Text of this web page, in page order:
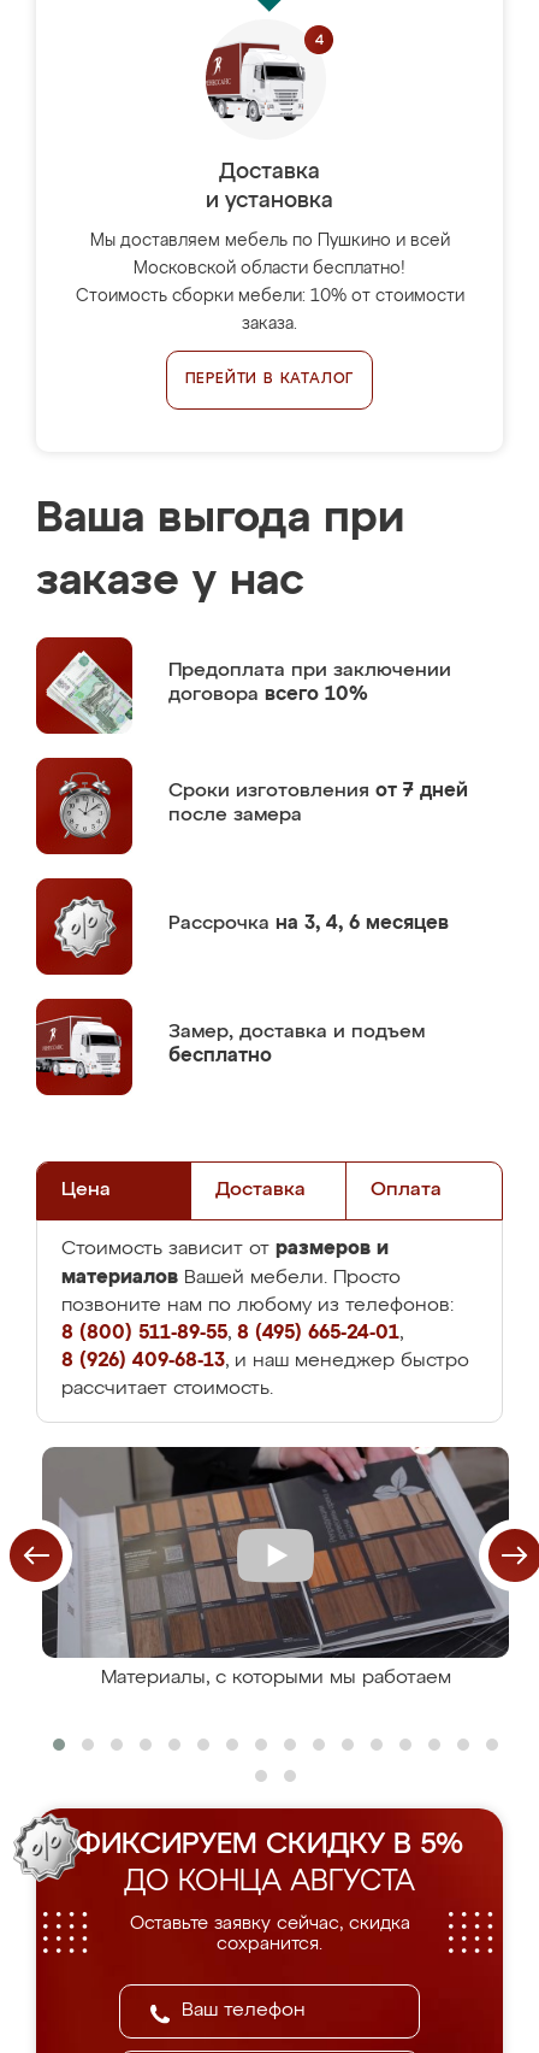
Доставка
и установка
Мы доставляем мебель по Пушкино и всей
Московской области бесплатно!
Стоимость сборки мебели: 10% от стоимости
заказа.
ПЕРЕЙТИ В КАТАЛОГ
Ваша выгода при
заказе у нас
Предоплата при заключении
договора всего 10%
Сроки изготовления от 7 дней
после замера
Рассрочка на 3, 4, 6 месяцев
Замер, доставка и подъем
бесплатно
Цена Доставка Оплата
Стоимость зависит от размеров и
материалов Вашей мебели. Просто
позвоните нам по любому из телефонов:
8 (800) 511-89-55, 8 (495) 665-24-01,
8 (926) 409-68-13, и наш менеджер быстро
рассчитает стоимость.
Материалы, с которыми мы работаем
ФИКСИРУЕМ СКИДКУ В 5%
ДО КОНЦА АВГУСТА
Оставьте заявку сейчас, скидка
сохранится.